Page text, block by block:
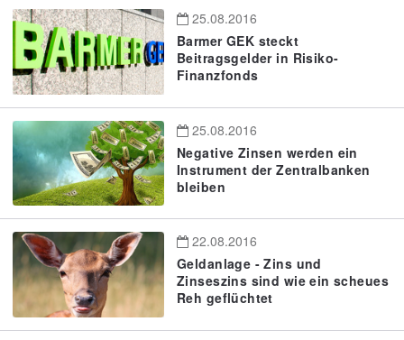
25.08.2016
Barmer GEK steckt
Beitragsgelder in Risiko-
Finanzfonds
25.08.2016
Negative Zinsen werden ein
Instrument der Zentralbanken
bleiben
22.08.2016
Geldanlage - Zins und
Zinseszins sind wie ein scheues
Reh geflüchtet